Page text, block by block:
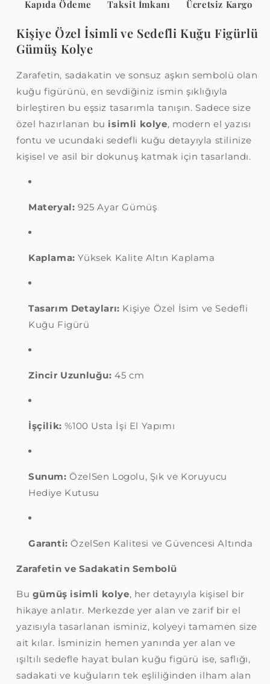
azaltın
artırın
Kapıda Ödeme Taksit İmkanı Ücretsiz Kargo
Kişiye Özel İsimli ve Sedefli Kuğu Figürlü
Gümüş Kolye
Zarafetin, sadakatin ve sonsuz aşkın sembolü olan
kuğu figürünü, en sevdiğiniz ismin şıklığıyla
birleştiren bu eşsiz tasarımla tanışın. Sadece size
özel hazırlanan bu isimli kolye, modern el yazısı
fontu ve ucundaki sedefli kuğu detayıyla stilinize
kişisel ve asil bir dokunuş katmak için tasarlandı.
Materyal: 925 Ayar Gümüş
Kaplama: Yüksek Kalite Altın Kaplama
Tasarım Detayları: Kişiye Özel İsim ve Sedefli
Kuğu Figürü
Zincir Uzunluğu: 45 cm
İşçilik: %100 Usta İşi El Yapımı
Sunum: ÖzelSen Logolu, Şık ve Koruyucu
Hediye Kutusu
Garanti: ÖzelSen Kalitesi ve Güvencesi Altında
Zarafetin ve Sadakatin Sembolü
Bu gümüş isimli kolye, her detayıyla kişisel bir
hikaye anlatır. Merkezde yer alan ve zarif bir el
yazısıyla tasarlanan isminiz, kolyeyi tamamen size
ait kılar. İsminizin hemen yanında yer alan ve
ışıltılı sedefle hayat bulan kuğu figürü ise, saflığı,
sadakati ve kuğuların tek eşliliğinden ilham alan